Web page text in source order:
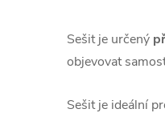
Sešit je určený
objevovat
Sešit je ideální